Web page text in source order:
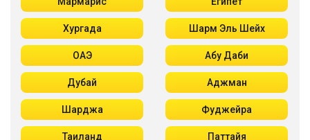
Хургада Шарм Эль Шейх
ОАЭ Абу Даби
Дубай Аджман
Шарджа Фуджейра
Таиланд Паттайя